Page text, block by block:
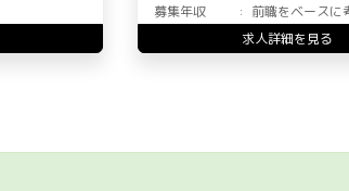
募集年収
前職をベースに
求人詳細を見る